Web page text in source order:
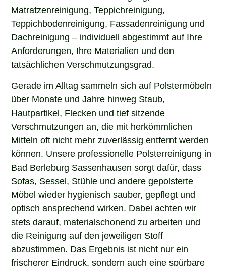
Matratzenreinigung, Teppichreinigung,
Teppichbodenreinigung, Fassadenreinigung und
Dachreinigung – individuell abgestimmt auf Ihre
Anforderungen, Ihre Materialien und den
tatsächlichen Verschmutzungsgrad.
Gerade im Alltag sammeln sich auf Polstermöbeln
über Monate und Jahre hinweg Staub,
Hautpartikel, Flecken und tief sitzende
Verschmutzungen an, die mit herkömmlichen
Mitteln oft nicht mehr zuverlässig entfernt werden
können. Unsere professionelle Polsterreinigung in
Bad Berleburg Sassenhausen sorgt dafür, dass
Sofas, Sessel, Stühle und andere gepolsterte
Möbel wieder hygienisch sauber, gepflegt und
optisch ansprechend wirken. Dabei achten wir
stets darauf, materialschonend zu arbeiten und
die Reinigung auf den jeweiligen Stoff
abzustimmen. Das Ergebnis ist nicht nur ein
frischerer Eindruck, sondern auch eine spürbare